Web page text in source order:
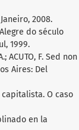
2008.
do século
1999.
ACUTO, F. Sed non
Aires: Del
capitalista. O caso
en la